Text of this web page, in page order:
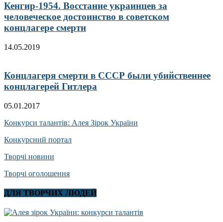
Кенгир-1954. Восстание украинцев за
человеческое достоинство в советском
концлагере смерти
14.05.2019
Концлагеря смерти в СССР были убийственнее
концлагерей Гитлера
05.01.2017
Конкурси талантів: Алея Зірок України
Конкурсний портал
Творчі новини
Творчі оголошення
ДЛЯ ТВОРЧИХ ЛЮДЕЙ